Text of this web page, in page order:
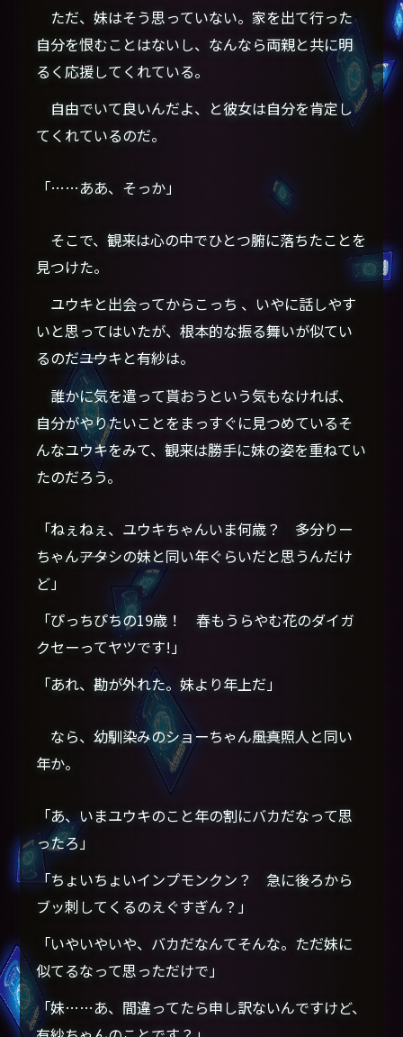
ただ、妹はそう思っていない。家を出て行った
自分を恨むことはないし、なんなら両親と共に明
るく応援してくれている。
自由でいて良いんだよ、と彼女は自分を肯定し
てくれているのだ。
「……ああ、そっか」
そこで、観来は心の中でひとつ腑に落ちたことを
見つけた。
ユウキと出会ってからこっち 、いやに話しやす
いと思ってはいたが、根本的な振る舞いが似てい
るのだ――ユウキと有紗は。
誰かに気を遣って貰おうという気もなければ、
自分がやりたいことをまっすぐに見つめているそ
んなユウキをみて、観来は勝手に妹の姿を重ねてい
たのだろう。
「ねぇねぇ、ユウキちゃんいま何歳？ 多分りー
ちゃん――アタシの妹と同い年ぐらいだと思うんだけ
ど」
「ぴっちぴちの19歳！ 春もうらやむ花のダイガ
クセーってヤツです!」
「あれ、勘が外れた。妹より年上だ」
なら、幼馴染みのショーちゃん――風真照人と同い
年か。
「あ、いまユウキのこと年の割にバカだなって思
ったろ」
「ちょいちょいインプモンクン？ 急に後ろから
ブッ刺してくるのえぐすぎん？」
「いやいやいや、バカだなんてそんな。ただ妹に
似てるなって思っただけで」
「妹……あ、間違ってたら申し訳ないんですけど、